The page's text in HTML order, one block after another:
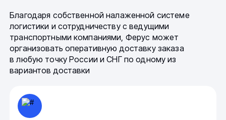
Благодаря собственной налаженной системе
логистики и сотрудничеству с ведущими
транспортными компаниями, Ферус может
организовать оперативную доставку заказа
в любую точку России и СНГ по одному из
вариантов доставки